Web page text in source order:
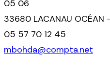
05 06
33680 LACANAU
05 57 70 12 45
mbohda@compta.net